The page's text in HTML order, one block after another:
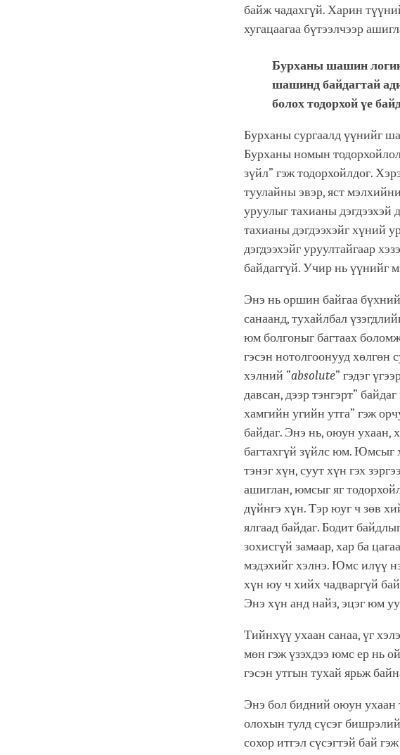
байж чадахгүй. Харин
хугацаагаа бүтээлчээр
Бурханы шашин логик
шашинд байдагтай
болох тодорхой үе
Бурханы сургаалд үүнийг
Бурханы номын
зүйл” гэж тодорхойлдог.
туулайны эвэр, яст
уруулыг тахианы дэгдээхэй
тахианы дэгдээхэйг хүний
дэгдээхэйг уруултайгаар
байдаггүй. Учир нь үүнийг
Энэ нь оршин байгаа
санаанд, тухайлбал
юм болгоныг багтаах
гэсэн нотолгоонууд
хэлний ”absolute” гэдэг
давсан, дээр тэнгэрт”
хамгийн угийн утга” гэж
байдаг. Энэ нь, оюун ухаан,
багтахгүй зүйлс юм. Юмсыг
тэнэг хүн, суут хүн гэх
ашиглан, юмсыг яг
дүйнгэ хүн. Тэр юуг ч зөв
ялгаад байдаг. Бодит
зохисгүй замаар, хар ба
мэдэхийг хэлнэ. Юмс илүү
хүн юу ч хийх чадваргүй
Энэ хүн анд найз, эцэг юм
Тийнхүү ухаан санаа, үг
мөн гэж үзэхдээ юмс ер нь
гэсэн утгын тухай ярьж
Энэ бол бидний оюун ухаан
олохын тулд сүсэг
сохор итгэл сүсэгтэй бай